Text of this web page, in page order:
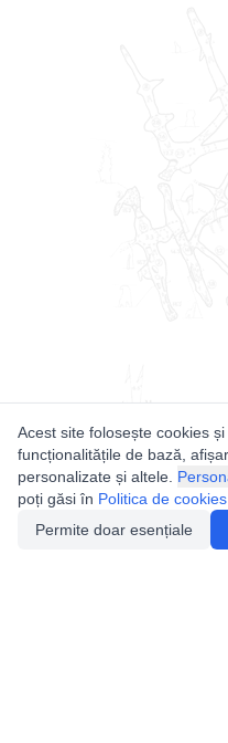
Acest site folosește cookies
funcționalitățile de bază,
personalizate și altele.
poți găsi în Politica de cookies
Permite doar esențiale